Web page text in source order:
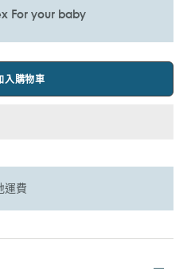
For your baby
入購物車
運費